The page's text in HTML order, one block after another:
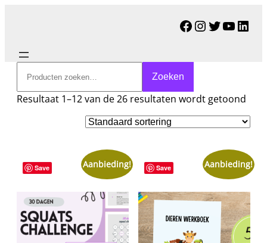
Facebook
Instagram
Twitter
Zoeken
Resultaat 1–12 van de 26 resultaten wordt getoond
Save Aanbieding! Save Aanbieding!